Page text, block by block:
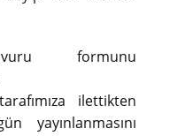
formunu
ilettikten
yayınlanmasını